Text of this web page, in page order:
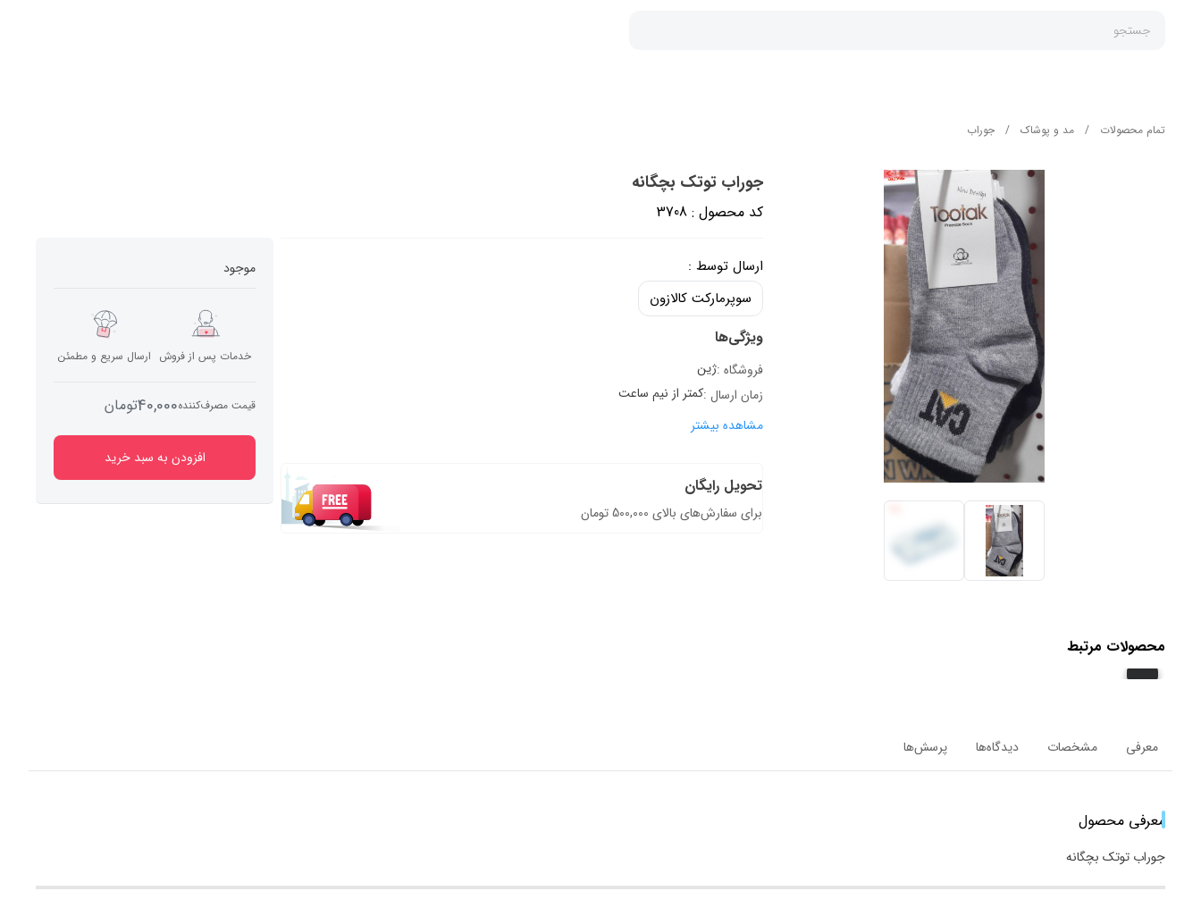
جستجو
تمام محصولات / مد و پوشاک / جوراب
جوراب توتک بچگانه
کد محصول : 3708
ارسال توسط :
سوپرمارکت کالازون
ویژگی‌ها
فروشگاه :ژین
زمان ارسال :کمتر از نیم ساعت
مشاهده بیشتر
تحویل رایگان
برای سفارش‌های بالای 500,000 تومان
موجود
خدمات پس از فروش ارسال سریع و مطمئن
قیمت مصرف‌کننده40,000تومان
افزودن به سبد خرید
محصولات مرتبط
معرفی مشخصات دیدگاه‌ها پرسش‌ها
معرفی محصول
جوراب توتک بچگانه